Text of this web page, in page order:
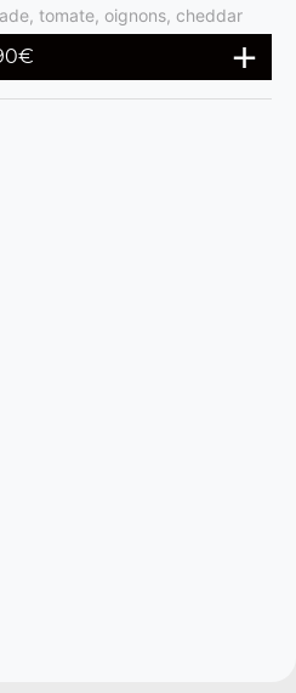
tomate, oignons, cheddar
€